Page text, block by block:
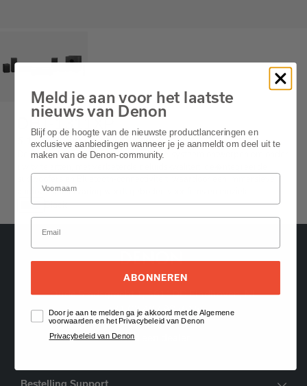
5.1 Ch. Home Theater System​
De Denon DHT-T110 is een soundbase-systeem ontworpen om onder
audiovisuele ervaring wordt geboden voor films en muziek.
Black
Oude Stadsgracht 1, 5611DD Eindhoven, NL
+31 (0) 407 987615
Vind een dealer
Meld je aan voor het laatste
nieuws van Denon
Blijf op de hoogte van de nieuwste productlanceringen en
exclusieve aanbiedingen wanneer je je aanmeldt om deel uit te
maken van de Denon-community.
ABONNEREN
Door je aan te melden ga je akkoord met de Algemene
voorwaarden en het Privacybeleid van Denon
Privacybeleid van Denon